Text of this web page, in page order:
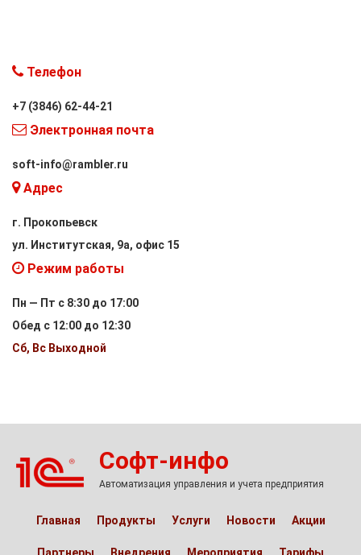
Телефон
+7 (3846) 62-44-21
Электронная почта
soft-info@rambler.ru
Адрес
г. Прокопьевск
ул. Институтская, 9а, офис 15
Режим работы
Пн — Пт с 8:30 до 17:00
Обед с 12:00 до 12:30
Сб, Вс Выходной
Софт-инфо
Автоматизация управления и учета предприятия
Главная Продукты Услуги Новости Акции